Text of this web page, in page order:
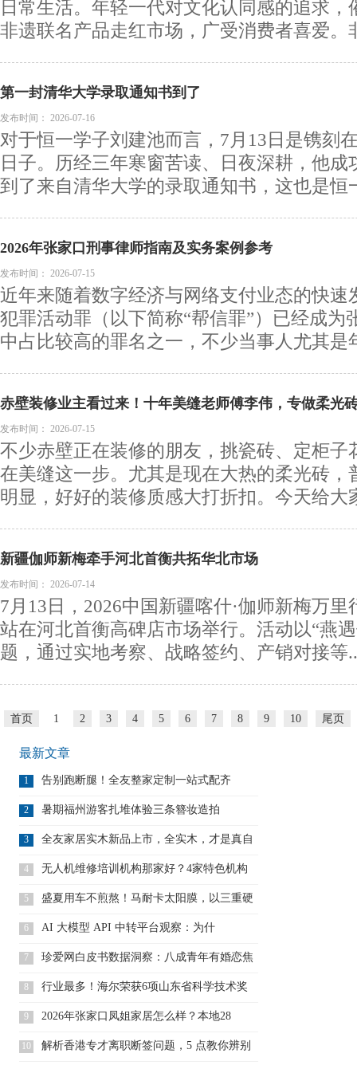
日常生活。年轻一代对文化认同感的追求，
非遗联名产品走红市场，广受消费者喜爱。
第一封清华大学录取通知书到了
发布时间： 2026-07-16
对于恒一学子刘建池而言，7月13日是镌刻
日子。历经三年寒窗苦读、日夜深耕，他成
到了来自清华大学的录取通知书，这也是恒
2026年张家口刑事律师指南及实务案例参考
发布时间： 2026-07-15
近年来随着数字经济与网络支付业态的快速
犯罪活动罪（以下简称“帮信罪”）已经成为
中占比较高的罪名之一，不少当事人尤其是
赤壁装修业主看过来！十年美缝老师傅李伟，专做柔光
选他
发布时间： 2026-07-15
不少赤壁正在装修的朋友，挑瓷砖、定柜子
在美缝这一步。尤其是现在大热的柔光砖，
明显，好好的装修质感大打折扣。今天给大
新疆伽师新梅牵手河北首衡共拓华北市场
发布时间： 2026-07-14
7月13日，2026中国新疆喀什·伽师新梅万
站在河北首衡高碑店市场举行。活动以“燕
题，通过实地考察、战略签约、产销对接等
首页 1 2 3 4 5 6 7 8 9 10 尾页
最新文章
1 告别跑断腿！全友整家定制一站式配齐
2
暑期福州游客扎堆体验三条簪妆造拍
照，"三
3
全友家居实木新品上市，全实木，才是真自
4
无人机维修培训机构那家好？4家特色机构
对
5
盛夏用车不煎熬！马耐卡太阳膜，以三重硬
6 AI 大模型 API 中转平台观察：为什
7
珍爱网白皮书数据洞察：八成青年有婚恋焦
8 行业最多！海尔荣获6项山东省科学技术奖
9 2026年张家口凤姐家居怎么样？本地28
10 解析香港专才离职断签问题，5 点教你辨别